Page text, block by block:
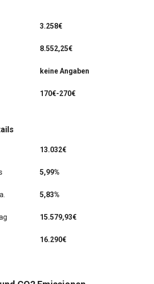
3.258€
8.552,25€
keine Angaben
170€-270€
13.032€
5,99%
5,83%
15.579,93€
16.290€